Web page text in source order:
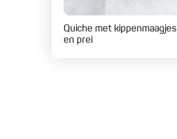
Quiche met kippenmaagjes
en prei